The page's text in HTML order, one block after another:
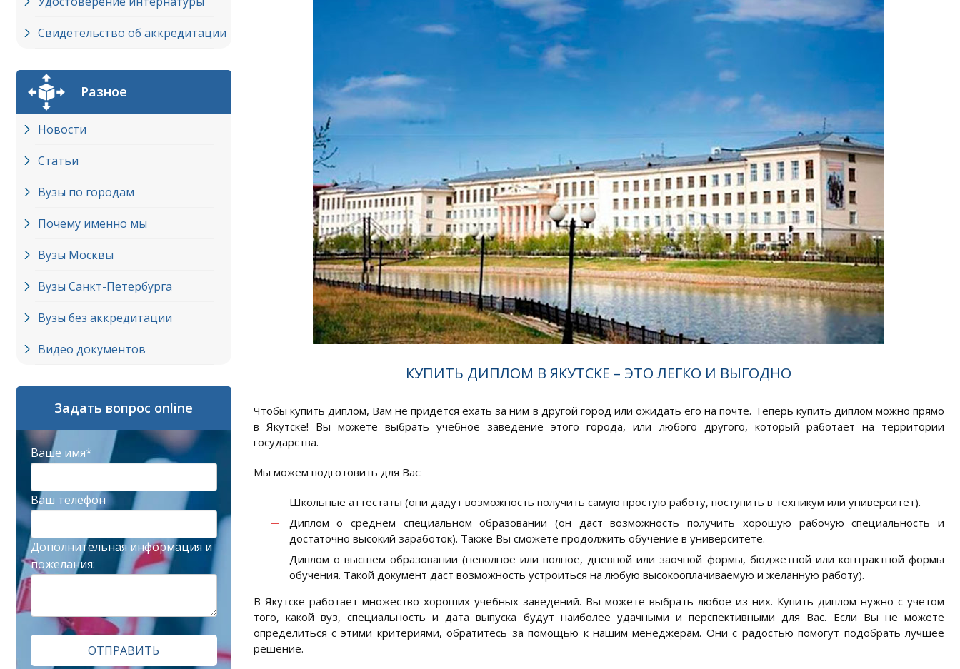
Свидетельство об аккредитации
Разное
Новости
Статьи
Вузы по городам
Почему именно мы
Вузы Москвы
Вузы Cанкт-Петербурга
Вузы без аккредитации
Видео документов
Задать вопрос online
Ваше имя*
Ваш телефон
Дополнительная информация и
пожелания:
ОТПРАВИТЬ
КУПИТЬ ДИПЛОМ В ЯКУТСКЕ – ЭТО ЛЕГКО И ВЫГОДНО
Чтобы купить диплом, Вам не придется ехать за ним в другой город или ожидать его на почте. Теперь купить диплом можно прямо
в Якутске! Вы можете выбрать учебное заведение этого города, или любого другого, который работает на территории
государства.
Мы можем подготовить для Вас:
Школьные аттестаты (они дадут возможность получить самую простую работу, поступить в техникум или университет).
Диплом о среднем специальном образовании (он даст возможность получить хорошую рабочую специальность и
достаточно высокий заработок). Также Вы сможете продолжить обучение в университете.
Диплом о высшем образовании (неполное или полное, дневной или заочной формы, бюджетной или контрактной формы
обучения. Такой документ даст возможность устроиться на любую высокооплачиваемую и желанную работу).
В Якутске работает множество хороших учебных заведений. Вы можете выбрать любое из них. Купить диплом нужно с учетом
того, какой вуз, специальность и дата выпуска будут наиболее удачными и перспективными для Вас. Если Вы не можете
определиться с этими критериями, обратитесь за помощью к нашим менеджерам. Они с радостью помогут подобрать лучшее
решение.